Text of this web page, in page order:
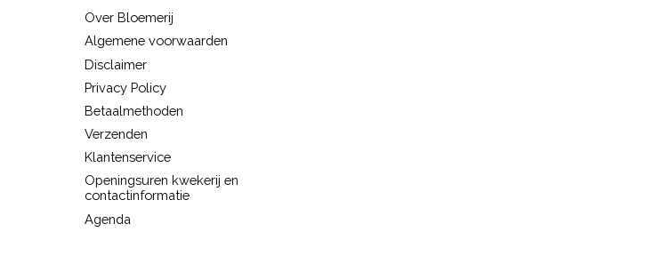
Over Bloemerij
Algemene voorwaarden
Disclaimer
Privacy Policy
Betaalmethoden
Verzenden
Klantenservice
Openingsuren kwekerij en
contactinformatie
Agenda